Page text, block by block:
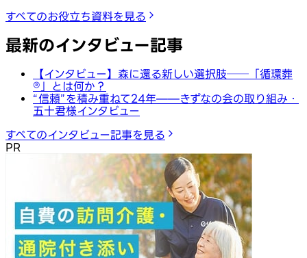
すべてのお役立ち資料を見る
最新のインタビュー記事
【インタビュー】森に還る新しい選択肢──「循環葬
®︎」とは何か？
“信頼”を積み重ねて24年——きずなの会の取り組み・
五十君様インタビュー
すべてのインタビュー記事を見る
PR